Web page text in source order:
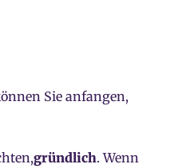
Sie anfangen,
gründlich. Wenn